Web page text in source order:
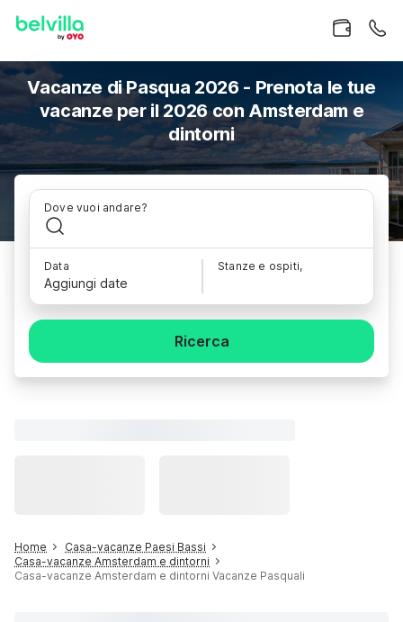
Vacanze di Pasqua 2026 - Prenota le tue
vacanze per il 2026 con Amsterdam e
dintorni
Dove vuoi andare?
Data
Aggiungi date
Stanze e ospiti,
Ricerca
Home
Casa-vacanze Paesi Bassi
Casa-vacanze Amsterdam e dintorni
Casa-vacanze Amsterdam e dintorni Vacanze Pasquali